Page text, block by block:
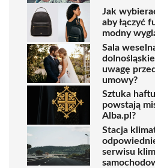
Jak
aby łączyć
modny
Sala
uwagę
umowy?
Sztuka
powstają
Alba.pl?
Stacja
serwisu